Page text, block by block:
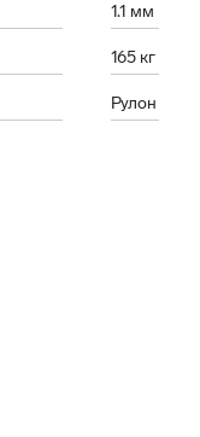
1.1 мм
165 кг
Рулон